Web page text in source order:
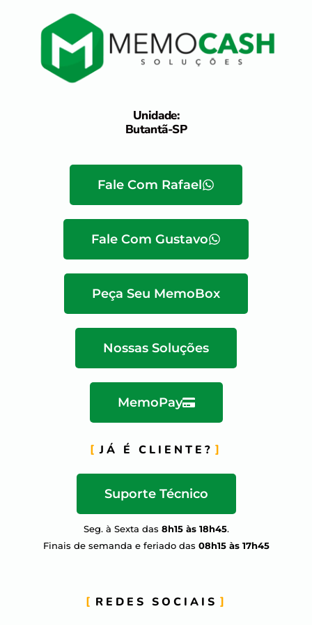
Unidade:
Butantã-SP
Fale Com Rafael
Fale Com Gustavo
Peça Seu MemoBox
Nossas Soluções
MemoPay
JÁ É CLIENTE?
Suporte Técnico
Seg. à Sexta das 8h15 às 18h45.
Finais de semanda e feriado das 08h15 às 17h45
REDES SOCIAIS